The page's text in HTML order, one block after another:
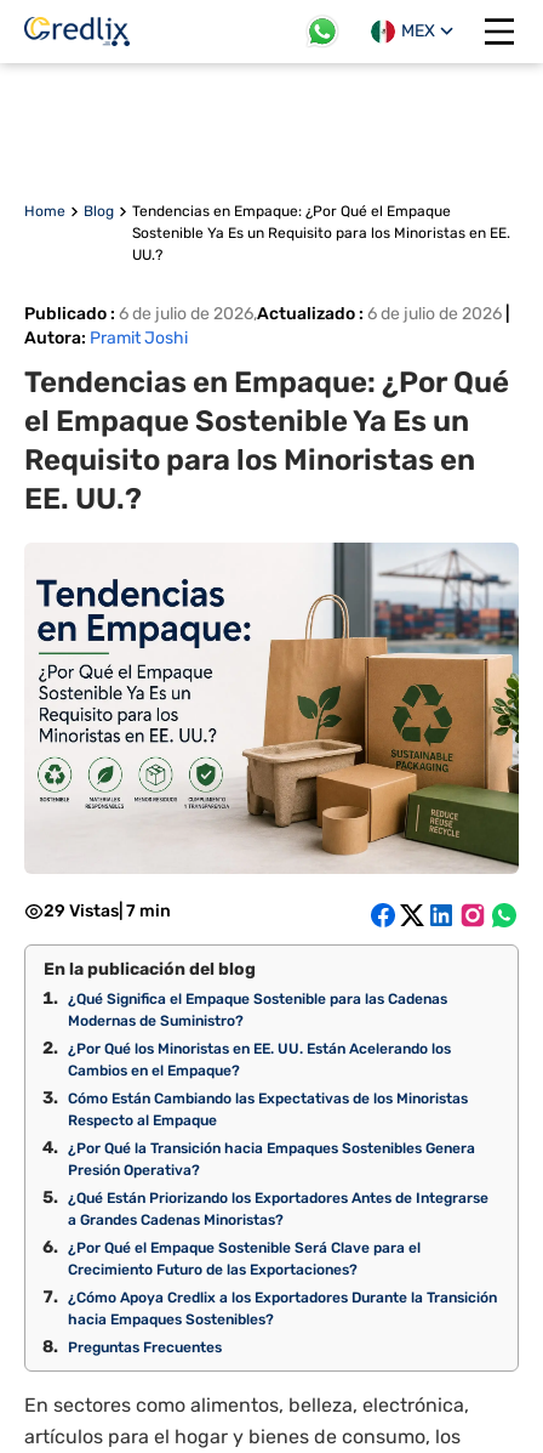
MEX
Open
Home Blog
Tendencias en Empaque: ¿Por Qué el Empaque
Sostenible Ya Es un Requisito para los Minoristas en EE.
UU.?
Publicado: 6 de julio de 2026,Actualizado: 6 de julio de 2026
Autora: Pramit Joshi
Tendencias en Empaque: ¿Por Qué
el Empaque Sostenible Ya Es un
Requisito para los Minoristas en
EE. UU.?
29 Vistas 7 min
En la publicación del blog
¿Qué Significa el Empaque Sostenible para las Cadenas
Modernas de Suministro?
¿Por Qué los Minoristas en EE. UU. Están Acelerando los
Cambios en el Empaque?
Cómo Están Cambiando las Expectativas de los Minoristas
Respecto al Empaque
¿Por Qué la Transición hacia Empaques Sostenibles Genera
Presión Operativa?
¿Qué Están Priorizando los Exportadores Antes de Integrarse
a Grandes Cadenas Minoristas?
¿Por Qué el Empaque Sostenible Será Clave para el
Crecimiento Futuro de las Exportaciones?
¿Cómo Apoya Credlix a los Exportadores Durante la Transición
hacia Empaques Sostenibles?
Preguntas Frecuentes
En sectores como alimentos, belleza, electrónica,
artículos para el hogar y bienes de consumo, los